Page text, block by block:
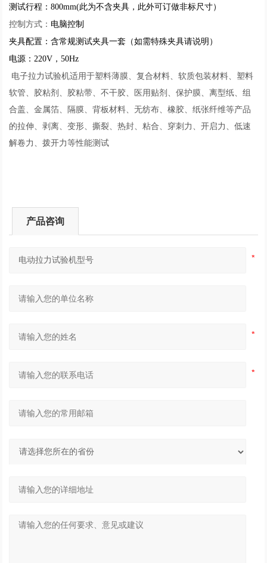
测试行程：800mm(此为不含夹具，此外可订做非标尺寸）
控制方式： 电脑控制
夹具配置：含常规测试夹具一套（如需特殊夹具请说明）
电源：220V，50Hz
电子拉力试验机适用于塑料薄膜、复合材料、软质包装材料、塑料
软管、胶粘剂、胶粘带、不干胶、医用贴剂、保护膜、离型纸、组
合盖、金属箔、隔膜、背板材料、无纺布、橡胶、纸张纤维等产品
的拉伸、剥离、变形、撕裂、热封、粘合、穿刺力、开启力、低速
解卷力、拨开力等性能测试
产品咨询